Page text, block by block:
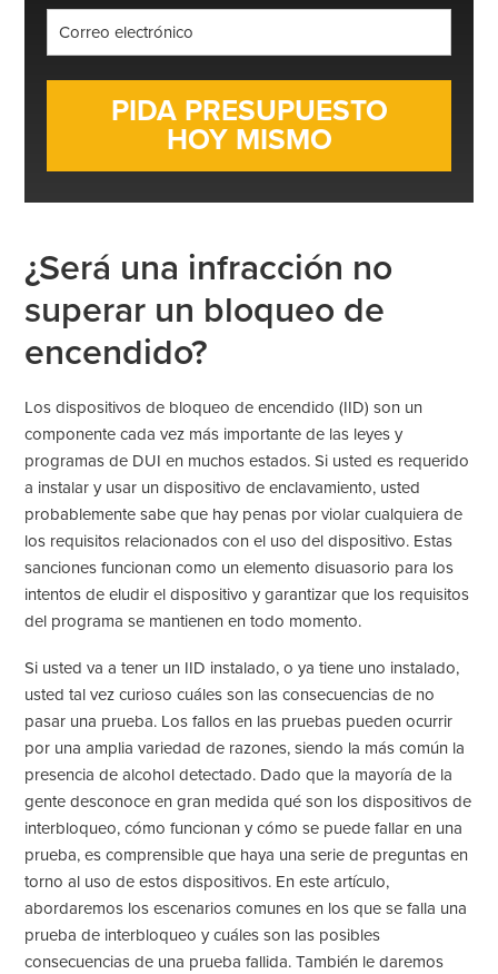
*
¿Será una infracción no
superar un bloqueo de
encendido?
Los dispositivos de bloqueo de encendido (IID) son un
componente cada vez más importante de las leyes y
programas de DUI en muchos estados. Si usted es requerido
a instalar y usar un dispositivo de enclavamiento, usted
probablemente sabe que hay penas por violar cualquiera de
los requisitos relacionados con el uso del dispositivo. Estas
sanciones funcionan como un elemento disuasorio para los
intentos de eludir el dispositivo y garantizar que los requisitos
del programa se mantienen en todo momento.
Si usted va a tener un IID instalado, o ya tiene uno instalado,
usted tal vez curioso cuáles son las consecuencias de no
pasar una prueba. Los fallos en las pruebas pueden ocurrir
por una amplia variedad de razones, siendo la más común la
presencia de alcohol detectado. Dado que la mayoría de la
gente desconoce en gran medida qué son los dispositivos de
interbloqueo, cómo funcionan y cómo se puede fallar en una
prueba, es comprensible que haya una serie de preguntas en
torno al uso de estos dispositivos. En este artículo,
abordaremos los escenarios comunes en los que se falla una
prueba de interbloqueo y cuáles son las posibles
consecuencias de una prueba fallida. También le daremos